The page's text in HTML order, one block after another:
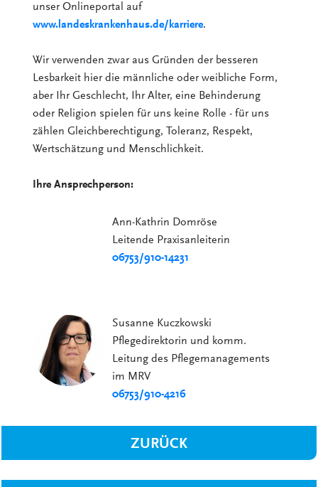
unser Onlineportal auf
www.landeskrankenhaus.de/karriere.
Wir verwenden zwar aus Gründen der besseren
Lesbarkeit hier die männliche oder weibliche Form,
aber Ihr Geschlecht, Ihr Alter, eine Behinderung
oder Religion spielen für uns keine Rolle - für uns
zählen Gleichberechtigung, Toleranz, Respekt,
Wertschätzung und Menschlichkeit.
Ihre Ansprechperson:
Ann-Kathrin Domröse
Leitende Praxisanleiterin
06753/910-14231
Susanne Kuczkowski
Pflegedirektorin und komm.
Leitung des Pflegemanagements
im MRV
06753/910-4216
ZURÜCK